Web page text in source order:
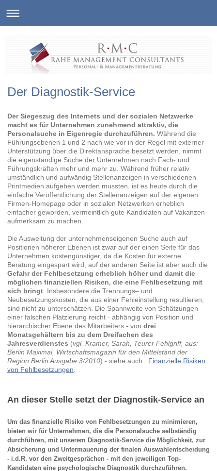
Der Diagnostik-Service
Der Siegeszug des Internets und der sozialen Netzwerke
macht es für Unternehmen zunehmend attraktiv, die
Personalsuche in Eigenregie durchzuführen. Während die
Führungsebenen 1 und 2 nach wie vor in der Regel mit externer
Unterstützung über die Direktansprache besetzt werden, nimmt
die eigenständige Suche der Unternehmen nach Fach- und
Führungskräften mehr und mehr zu. Während früher relativ
umständlich und aufwändig Stellenanzeigen in verschiedenen
Printmedien aufgeben werden mussten, ist es heute durch die
einfache Veröffentlichung der Stellenanzeigen auf der eigenen
Firmen-Homepage oder in sozialen Netzwerken erheblich
einfacher geworden, vermeintlich gute Kandidaten auf Vakanzen
aufmerksam zu machen.
Die Ausweitung der unternehmenseigenen Suche auch auf
Positionen höherer Ebenen ist zwar auf der einen Seite für das
Unternehmen kostengünstiger, da die Kosten für externe
Beratung eingespart wird, auf der anderen Seite ist aber auch die
Gefahr der Fehlbesetzung erheblich höher und damit die
möglichen finanziellen Risiken, die eine Fehlbesetzung mit
sich bringt Insbesondere die Trennungs– und
Neubesetzungskosten, die aus einer Fehleinstellung resultieren,
sind nicht zu unterschätzen. Die Spannweite von Schätzungen
einer falschen Platzierung reicht - abhängig von Position und
hierarchischer Ebene des Mitarbeiters - von drei
Monatsgehältern bis zu dem Dreifachen des
Jahresverdienstes (vgl. Kramer, Sarah, Teurer Fehlgriff, aus:
Berlin Maximal, Wirtschaftsmagazin für den Mittelstand der
Region Berlin Ausgabe 3/2010) - siehe auch:
Finanzielle Risiken
von Fehlbesetzungen
An dieser Stelle setzt der Diagnostik-Service an
Um das finanzielle Risiko von Fehlbesetzungen zu minimieren,
bieten wir für Unternehmen, die die Personalsuche selbständig
durchführen, mit unserem Diagnostik-Service die Möglichkeit, zur
Absicherung und Untermauerung der finalen Auswahlentscheidung
- i.d.R. vor den Zweitgesprächen - mit den jeweiligen Top-
Kandidaten eine psychologische Diagnostik durchzuführen.